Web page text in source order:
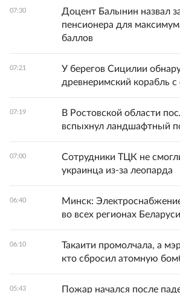
07:30
Доцент Балынин назвал
пенсионера для
баллов
07:21
У берегов Сицилии
древнеримский корабль
07:19
В Ростовской области
вспыхнул ландшафтный
07:00
Сотрудники ТЦК не
украинца из-за леопарда
06:40
Минск:
во всех регионах Беларуси
06:10
Такаити промолчала, а
кто сбросил атомную
05:43
Пожар начался после